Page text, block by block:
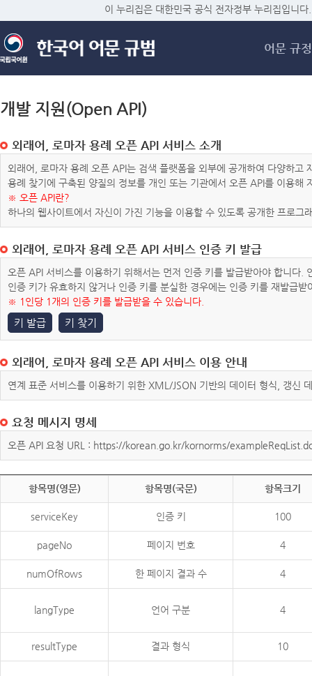
메
이 누리집은 대한민국 공식 전자정부 누리집입니다.
어문 규정
개발 지원(Open API)
외래어, 로마자 용례 오픈 API 서비스 소개
외래어, 로마자 용례 오픈 API는 검색 플랫폼을 외부에 공개하여 다양하
용례 찾기에 구축된 양질의 정보를 개인 또는 기관에서 오픈 API를 이용해
※ 오픈 API란?
하나의 웹사이트에서 자신이 가진 기능을 이용할 수 있도록 공개한 프로그
외래어, 로마자 용례 오픈 API 서비스 인증 키 발급
오픈 API 서비스를 이용하기 위해서는 먼저 인증 키를 발급받아야 합니다
인증 키가 유효하지 않거나 인증 키를 분실한 경우에는 인증 키를 재발급받
※ 1인당 1개의 인증 키를 발급받을 수 있습니다.
키 발급 키 찾기
외래어, 로마자 용례 오픈 API 서비스 이용 안내
연계 표준 서비스를 이용하기 위한 XML/JSON 기반의 데이터 형식, 갱신
요청 메시지 명세
오픈 API 요청 URL : https://korean.go.kr/kornorms/
항목명(영문) 항목명(국문) 항목크기
serviceKey 인증 키 100
pageNo 페이지 번호 4
numOfRows 한 페이지 결과 수 4
langType 언어 구분 4
resultType 결과 형식 10